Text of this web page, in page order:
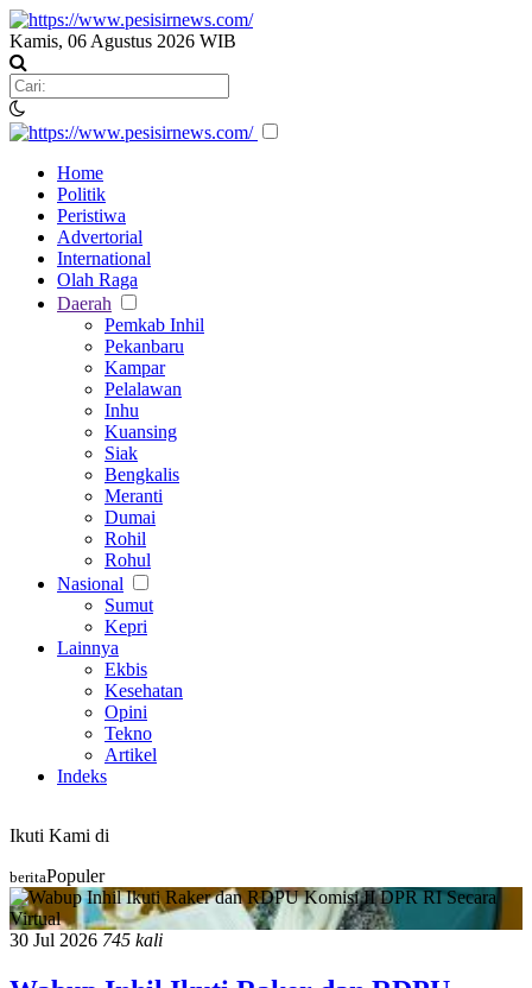
Kamis, 06 Agustus 2026 WIB
Home
Politik
Peristiwa
Advertorial
International
Olah Raga
Daerah
Pemkab Inhil
Pekanbaru
Kampar
Pelalawan
Inhu
Kuansing
Siak
Bengkalis
Meranti
Dumai
Rohil
Rohul
Nasional
Sumut
Kepri
Lainnya
Ekbis
Kesehatan
Opini
Tekno
Artikel
Indeks
Ikuti Kami di
beritaPopuler
30 Jul 2026 745 kali